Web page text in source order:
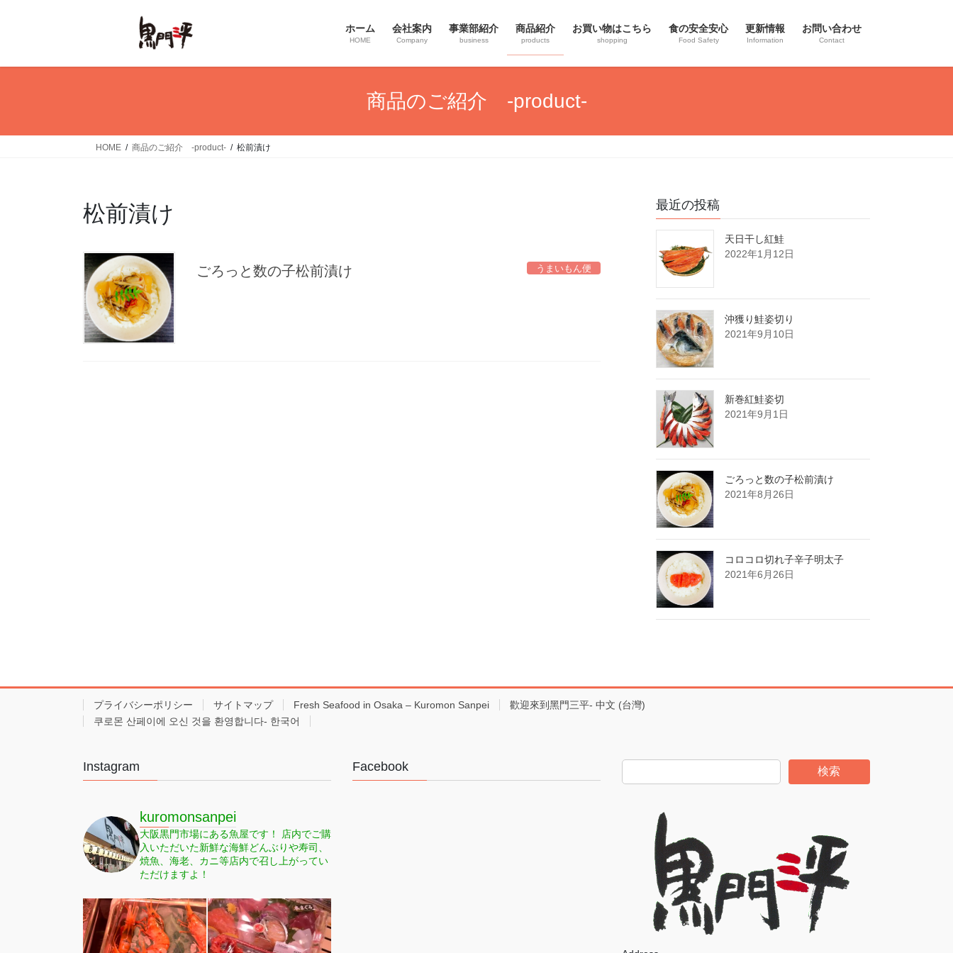
ホーム
HOME
会社案内
Company
事業部紹介
business
商品紹介
products
お買い物はこちら
shopping
食の安全安心
Food Safety
更新情報
Information
お問い合わせ
Contact
商品のご紹介 -product-
HOME 商品のご紹介 -product- 松前漬け
松前漬け
うまいもん便
ごろっと数の子松前漬け
最近の投稿
天日干し紅鮭
2022年1月12日
沖獲り鮭姿切り
2021年9月10日
新巻紅鮭姿切
2021年9月1日
ごろっと数の子松前漬け
2021年8月26日
コロコロ切れ子辛子明太子
2021年6月26日
プライバシーポリシー サイトマップ Fresh Seafood in Osaka – Kuromon Sanpei
歡迎來到黑門三平- 中文 (台灣)
쿠로몬 산페이에 오신 것을 환영합니다- 한국어
Instagram
kuromonsanpei
大阪黒門市場にある魚屋です！
店内でご購
入いただいた新鮮な海鮮どんぶりや寿司、
焼魚、海老、カニ等店内で召し上がってい
ただけますよ！
Facebook 検索